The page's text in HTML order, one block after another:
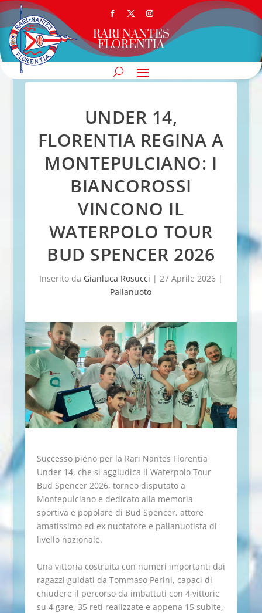
RARI NANTES
FLORENTIA
UNDER 14,
FLORENTIA REGINA A
MONTEPULCIANO: I
BIANCOROSSI
VINCONO IL
WATERPOLO TOUR
BUD SPENCER 2026
Inserito da Gianluca Rosucci | 27 Aprile 2026|
Pallanuoto
Successo pieno per la Rari Nantes Florentia
Under 14, che si aggiudica il Waterpolo Tour
Bud Spencer 2026, torneo disputato a
Montepulciano e dedicato alla memoria
sportiva e popolare di Bud Spencer, attore
amatissimo ed ex nuotatore e pallanuotista di
livello nazionale.
Una vittoria costruita con numeri importanti dai
ragazzi guidati da Tommaso Perini, capaci di
chiudere il percorso da imbattuti con 4 vittorie
su 4 gare, 35 reti realizzate e appena 15 subite,